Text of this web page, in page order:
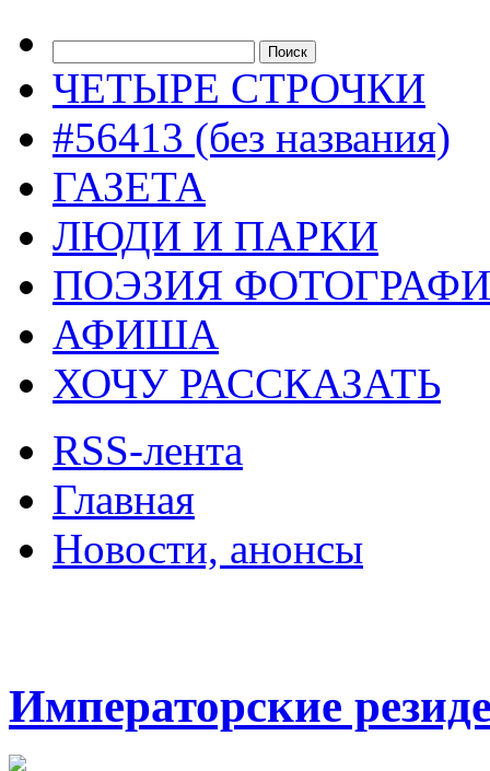
ЧЕТЫРЕ СТРОЧКИ
#56413 (без названия)
ГАЗЕТА
ЛЮДИ И ПАРКИ
ПОЭЗИЯ
АФИША
ХОЧУ РАССКАЗАТЬ
RSS-лента
Главная
Новости, анонсы
Императорские